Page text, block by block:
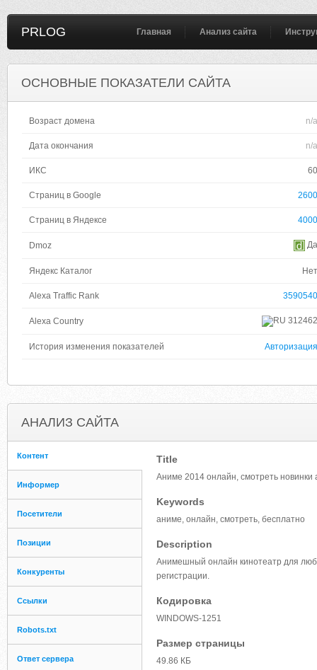
PRLOG Главная Анализ сайта
ОСНОВНЫЕ ПОКАЗАТЕЛИ САЙТА
Возраст домена n/a
Дата окончания n/a
ИКС 60
Страниц в Google 2600
Страниц в Яндексе 4000
Dmoz Да
Яндекс Каталог Нет
Alexa Traffic Rank 3590540
Alexa Country 312462
История изменения показателей Авторизация
АНАЛИЗ САЙТА
Контент
Информер
Посетители
Позиции
Конкуренты
Ссылки
Robots.txt
Ответ сервера
Title
Аниме 2014 онлайн, смотреть новинки
Keywords
аниме, онлайн, смотреть, бесплатно
Description
Анимешный онлайн кинотеатр для
регистрации.
Кодировка
WINDOWS-1251
Размер страницы
49.86 КБ